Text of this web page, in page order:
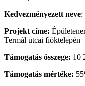
Kedvezményezett neve:
Projekt címe:
Termál utcai fióktelepén
Támogatás összege: 10
Támogatás mértéke: